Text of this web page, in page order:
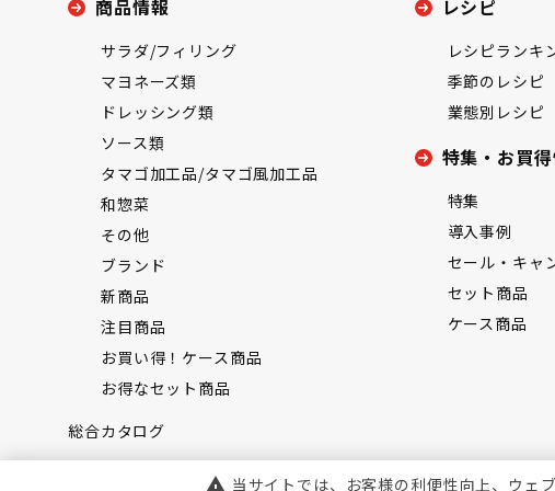
商品情報
サラダ/フィリング
マヨネーズ類
ドレッシング類
ソース類
タマゴ加工品/タマゴ風加工品
和惣菜
その他
ブランド
新商品
注目商品
お買い得！ケース商品
お得なセット商品
総合カタログ
レシピ
レシピランキ
季節のレシピ
業態別レシピ
特集・お買
特集
導入事例
セール・キャ
セット商品
ケース商品
当サイトでは、お客様の利便性向上、ウェ